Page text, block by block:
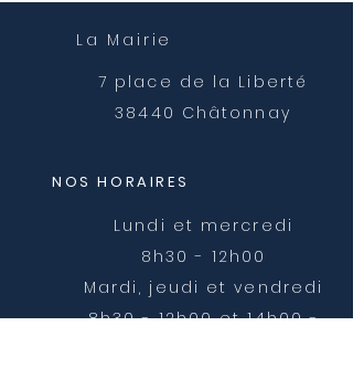
La Mairie
7 place de la Liberté
38440 Châtonnay
NOS HORAIRES
Lundi et mercredi
8h30 - 12h00
Mardi, jeudi et vendredi
8h30 - 12h00 et 14h00 -